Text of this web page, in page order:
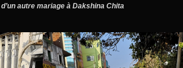
autre mariage à Dakshina Chita